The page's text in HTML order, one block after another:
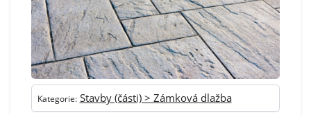
Kategorie: Stavby (části) > Zámková dlažba